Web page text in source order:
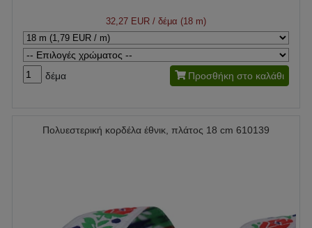
32,27 EUR / δέμα (18 m)
δέμα Προσθήκη στο καλάθι
Πολυεστερική κορδέλα έθνικ, πλάτος 18 cm 610139